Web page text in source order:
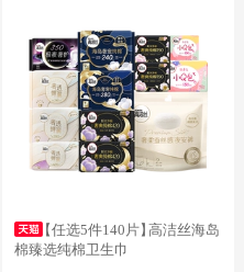
【任选5件140片】高洁丝海岛
棉臻选纯棉卫生巾